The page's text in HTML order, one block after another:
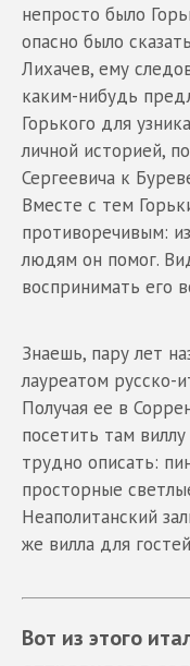
непросто было
опасно было
Лихачев, ему
каким-нибудь
Горького для
личной историей,
Сергеевича к
Вместе с тем
противоречивым:
людям он помог.
воспринимать его
Знаешь, пару лет
лауреатом русско-
Получая ее в
посетить там
трудно описать:
просторные
Неаполитанский
же вилла для
Вот из этого